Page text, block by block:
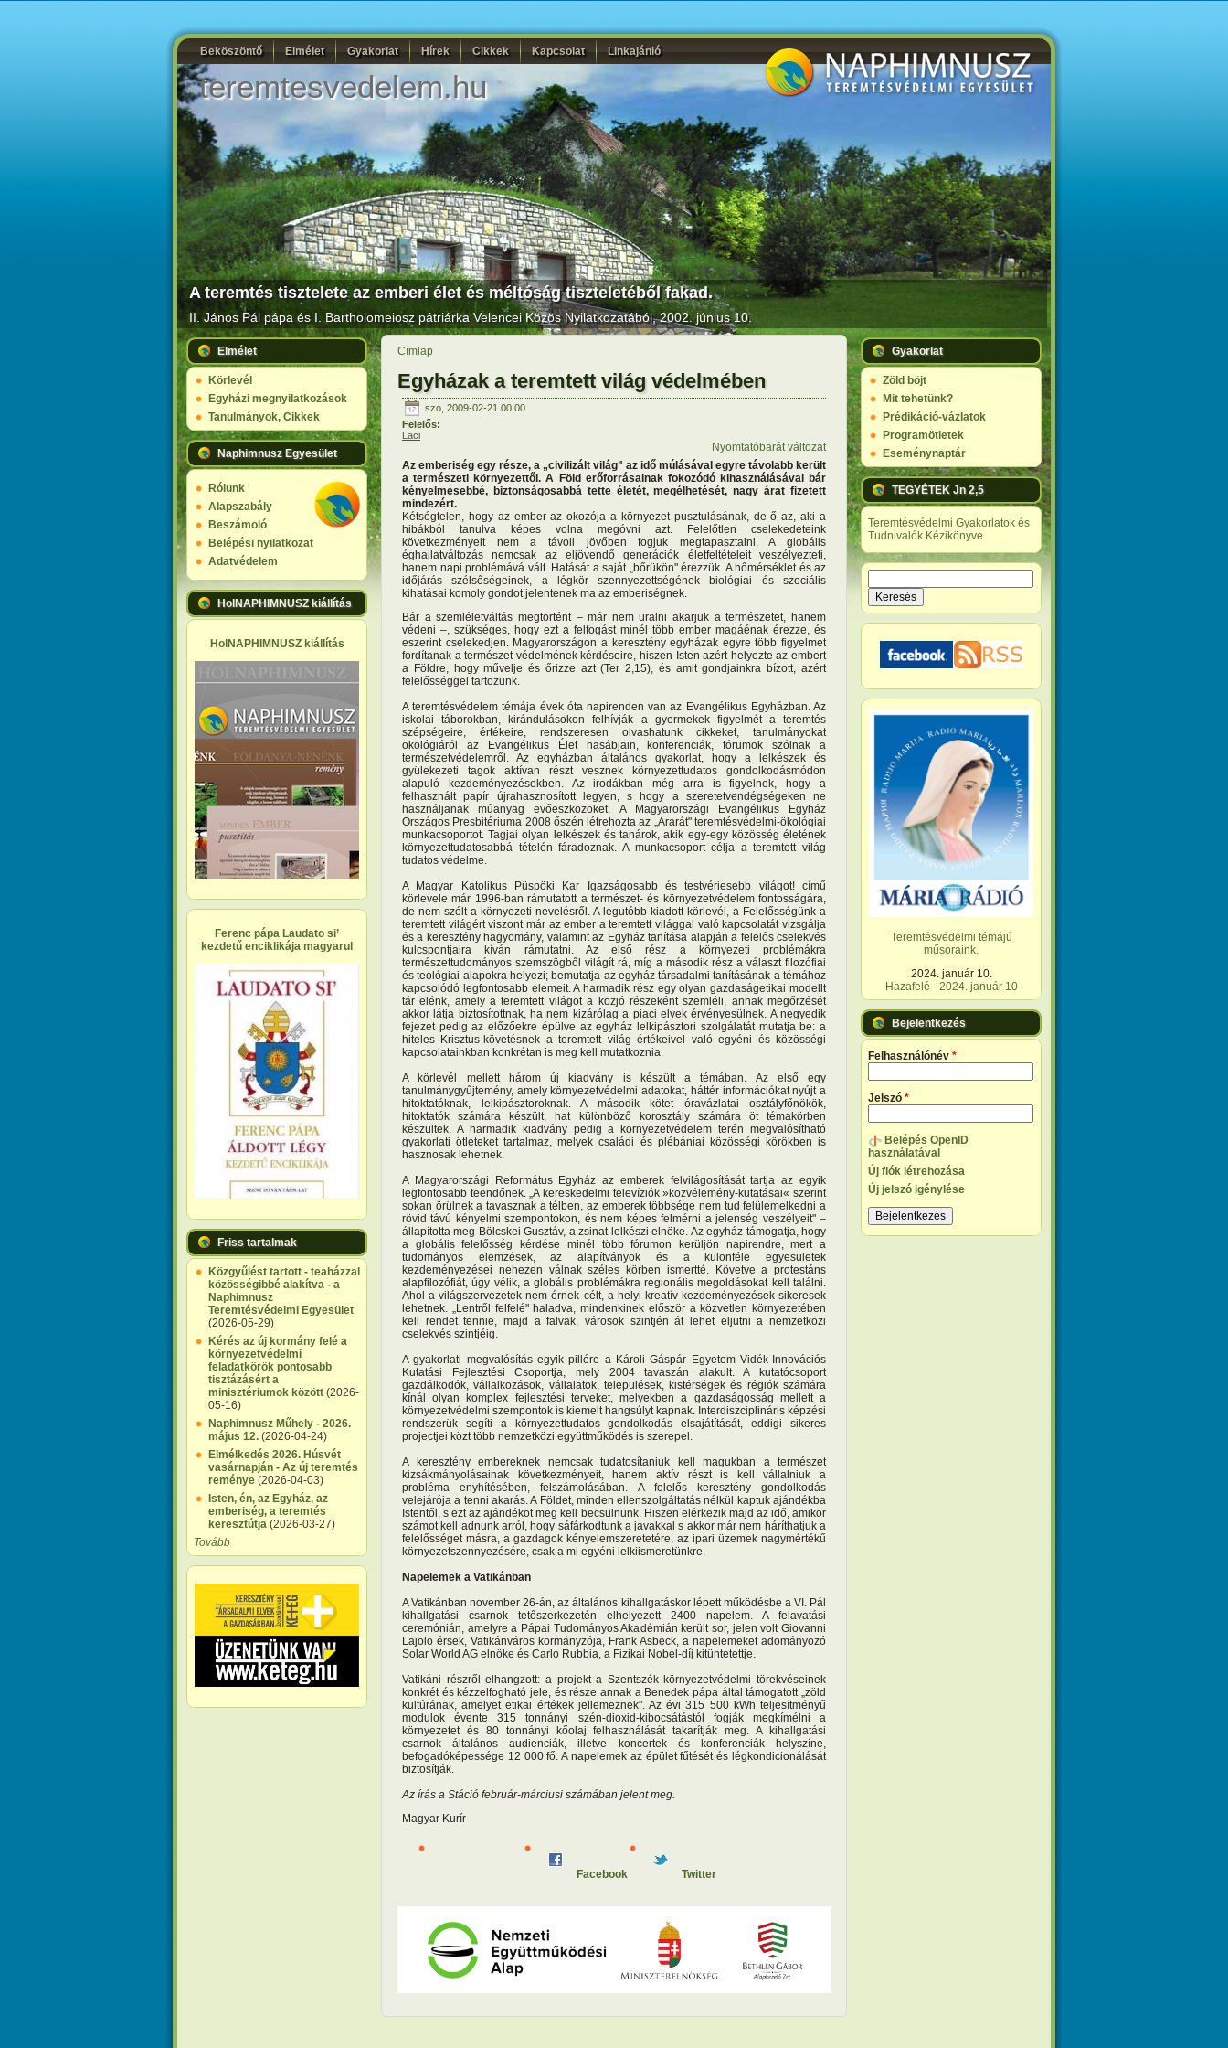
Beköszöntő Elmélet Gyakorlat Hírek Cikkek Kapcsolat Linkajánló
teremtesvedelem.hu
A teremtés tisztelete az emberi élet és méltóság tiszteletéből fakad.
II. János Pál pápa és I. Bartholomeiosz pátriárkaVelencei Közös Nyilatkozatából, 2002. június 10.
Elmélet
Körlevél
Egyházi megnyilatkozások
Tanulmányok, Cikkek
Naphimnusz Egyesület
Rólunk
Alapszabály
Beszámoló
Belépési nyilatkozat
Adatvédelem
HolNAPHIMNUSZ kiállítás
HolNAPHIMNUSZ kiállítás
Ferenc pápa Laudato si’
kezdetű enciklikája magyarul
Friss tartalmak
Közgyűlést tartott - teaházzal
közösségibbé alakítva - a
Naphimnusz
Teremtésvédelmi Egyesület
(2026-05-29)
Kérés az új kormány felé a
környezetvédelmi
feladatkörök pontosabb
tisztázásért a
minisztériumok között (2026-
05-16)
Naphimnusz Műhely - 2026.
május 12. (2026-04-24)
Elmélkedés 2026. Húsvét
vasárnapján - Az új teremtés
reménye (2026-04-03)
Isten, én, az Egyház, az
emberiség, a teremtés
keresztútja (2026-03-27)
Tovább
Címlap
Egyházak a teremtett világ védelmében
szo, 2009-02-21 00:00
Felelős:
Laci
Nyomtatóbarát változat
Az emberiség egy része, a „civilizált világ" az idő múlásával egyre távolabb került
a természeti környezettől. A Föld erőforrásainak fokozódó kihasználásával bár
kényelmesebbé, biztonságosabbá tette életét, megélhetését, nagy árat fizetett
mindezért.
Kétségtelen, hogy az ember az okozója a környezet pusztulásának, de ő az, aki a
hibákból tanulva képes volna megóvni azt. Felelőtlen cselekedeteink
következményeit nem a távoli jövőben fogjuk megtapasztalni. A globális
éghajlatváltozás nemcsak az eljövendő generációk életfeltételeit veszélyezteti,
hanem napi problémává vált. Hatását a saját „bőrükön" érezzük. A hőmérséklet és az
időjárás szélsőségeinek, a légkör szennyezettségének biológiai és szociális
kihatásai komoly gondot jelentenek ma az emberiségnek.
Bár a szemléletváltás megtörtént – már nem uralni akarjuk a természetet, hanem
védeni –, szükséges, hogy ezt a felfogást minél több ember magáénak érezze, és
eszerint cselekedjen. Magyarországon a keresztény egyházak egyre több figyelmet
fordítanak a természet védelmének kérdéseire, hiszen Isten azért helyezte az embert
a Földre, hogy művelje és őrizze azt (Ter 2,15), és amit gondjainkra bízott, azért
felelősséggel tartozunk.
A teremtésvédelem témája évek óta napirenden van az Evangélikus Egyházban. Az
iskolai táborokban, kirándulásokon felhívják a gyermekek figyelmét a teremtés
szépségeire, értékeire, rendszeresen olvashatunk cikkeket, tanulmányokat
ökológiáról az Evangélikus Élet hasábjain, konferenciák, fórumok szólnak a
természetvédelemről. Az egyházban általános gyakorlat, hogy a lelkészek és
gyülekezeti tagok aktívan részt vesznek környezettudatos gondolkodásmódon
alapuló kezdeményezésekben. Az irodákban még arra is figyelnek, hogy a
felhasznált papír újrahasznosított legyen, s hogy a szeretetvendégségeken ne
használjanak műanyag evőeszközöket. A Magyarországi Evangélikus Egyház
Országos Presbitériuma 2008 őszén létrehozta az „Ararát" teremtésvédelmi-ökológiai
munkacsoportot. Tagjai olyan lelkészek és tanárok, akik egy-egy közösség életének
környezettudatosabbá tételén fáradoznak. A munkacsoport célja a teremtett világ
tudatos védelme.
A Magyar Katolikus Püspöki Kar Igazságosabb és testvériesebb világot! című
körlevele már 1996-ban rámutatott a természet- és környezetvédelem fontosságára,
de nem szólt a környezeti nevelésről. A legutóbb kiadott körlevél, a Felelősségünk a
teremtett világért viszont már az ember a teremtett világgal való kapcsolatát vizsgálja
és a keresztény hagyomány, valamint az Egyház tanítása alapján a felelős cselekvés
kulcspontjaira kíván rámutatni. Az első rész a környezeti problémákra
természettudományos szemszögből világít rá, míg a második rész a választ filozófiai
és teológiai alapokra helyezi; bemutatja az egyház társadalmi tanításának a témához
kapcsolódó legfontosabb elemeit. A harmadik rész egy olyan gazdaságetikai modellt
tár elénk, amely a teremtett világot a közjó részeként szemléli, annak megőrzését
akkor látja biztosítottnak, ha nem kizárólag a piaci elvek érvényesülnek. A negyedik
fejezet pedig az előzőekre épülve az egyház lelkipásztori szolgálatát mutatja be: a
hiteles Krisztus-követésnek a teremtett világ értékeivel való egyéni és közösségi
kapcsolatainkban konkrétan is meg kell mutatkoznia.
A körlevél mellett három új kiadvány is készült a témában. Az első egy
tanulmánygyűjtemény, amely környezetvédelmi adatokat, háttér információkat nyújt a
hitoktatóknak, lelkipásztoroknak. A második kötet óravázlatai osztályfőnökök,
hitoktatók számára készült, hat különböző korosztály számára öt témakörben
készültek. A harmadik kiadvány pedig a környezetvédelem terén megvalósítható
gyakorlati ötleteket tartalmaz, melyek családi és plébániai közösségi körökben is
hasznosak lehetnek.
A Magyarországi Református Egyház az emberek felvilágosítását tartja az egyik
legfontosabb teendőnek. „A kereskedelmi televíziók »közvélemény-kutatásai« szerint
sokan örülnek a tavasznak a télben, az emberek többsége nem tud felülemelkedni a
rövid távú kényelmi szempontokon, és nem képes felmérni a jelenség veszélyeit" –
állapította meg Bölcskei Gusztáv, a zsinat lelkészi elnöke. Az egyház támogatja, hogy
a globális felelősség kérdése minél több fórumon kerüljön napirendre, mert a
tudományos elemzések, az alapítványok és a különféle egyesületek
kezdeményezései nehezen válnak széles körben ismertté. Követve a protestáns
alapfilozófiát, úgy vélik, a globális problémákra regionális megoldásokat kell találni.
Ahol a világszervezetek nem érnek célt, a helyi kreatív kezdeményezések sikeresek
lehetnek. „Lentről felfelé" haladva, mindenkinek először a közvetlen környezetében
kell rendet tennie, majd a falvak, városok szintjén át lehet eljutni a nemzetközi
cselekvés szintjéig.
A gyakorlati megvalósítás egyik pillére a Károli Gáspár Egyetem Vidék-Innovációs
Kutatási Fejlesztési Csoportja, mely 2004 tavaszán alakult. A kutatócsoport
gazdálkodók, vállalkozások, vállalatok, települések, kistérségek és régiók számára
kínál olyan komplex fejlesztési terveket, melyekben a gazdaságosság mellett a
környezetvédelmi szempontok is kiemelt hangsúlyt kapnak. Interdiszciplináris képzési
rendszerük segíti a környezettudatos gondolkodás elsajátítását, eddigi sikeres
projectjei közt több nemzetközi együttműködés is szerepel.
A keresztény embereknek nemcsak tudatosítaniuk kell magukban a természet
kizsákmányolásainak következményeit, hanem aktív részt is kell vállalniuk a
probléma enyhítésében, felszámolásában. A felelős keresztény gondolkodás
velejárója a tenni akarás. A Földet, minden ellenszolgáltatás nélkül kaptuk ajándékba
Istentől, s ezt az ajándékot meg kell becsülnünk. Hiszen elérkezik majd az idő, amikor
számot kell adnunk arról, hogy sáfárkodtunk a javakkal s akkor már nem háríthatjuk a
felelősséget másra, a gazdagok kényelemszeretetére, az ipari üzemek nagymértékű
környezetszennyezésére, csak a mi egyéni lelkiismeretünkre.
Napelemek a Vatikánban
A Vatikánban november 26-án, az általános kihallgatáskor lépett működésbe a VI. Pál
kihallgatási csarnok tetőszerkezetén elhelyezett 2400 napelem. A felavatási
ceremónián, amelyre a Pápai Tudományos Akadémián került sor, jelen volt Giovanni
Lajolo érsek, Vatikánváros kormányzója, Frank Asbeck, a napelemeket adományozó
Solar World AG elnöke és Carlo Rubbia, a Fizikai Nobel-díj kitüntetettje.
Vatikáni részről elhangzott: a projekt a Szentszék környezetvédelmi törekvéseinek
konkrét és kézzelfogható jele, és része annak a Benedek pápa által támogatott „zöld
kultúrának, amelyet etikai értékek jellemeznek". Az évi 315 500 kWh teljesítményű
modulok évente 315 tonnányi szén-dioxid-kibocsátástól fogják megkímélni a
környezetet és 80 tonnányi kőolaj felhasználását takarítják meg. A kihallgatási
csarnok általános audienciák, illetve koncertek és konferenciák helyszíne,
befogadóképessége 12 000 fő. A napelemek az épület fűtését és légkondicionálását
biztosítják.
Az írás a Stáció február-márciusi számában jelent meg.
Magyar Kurír
Facebook Twitter
Gyakorlat
Zöld böjt
Mit tehetünk?
Prédikáció-vázlatok
Programötletek
Eseménynaptár
TEGYÉTEK Jn 2,5
Teremtésvédelmi Gyakorlatok és
Tudnivalók Kézikönyve
Keresés űrlap
Teremtésvédelmi témájú
műsoraink.
2024. január 10.
Hazafelé - 2024. január 10
Bejelentkezés
Felhasználónév *
Jelszó *
Belépés OpenID
használatával
Új fiók létrehozása
Új jelszó igénylése